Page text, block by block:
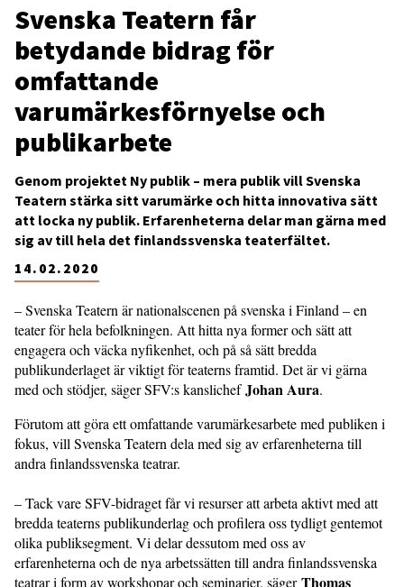
Svenska Teatern får
betydande bidrag för
omfattande
varumärkesförnyelse och
publikarbete
14.02.2020
Genom projektet Ny publik – mera publik vill Svenska
Teatern stärka sitt varumärke och hitta innovativa sätt
att locka ny publik. Erfarenheterna delar man gärna med
sig av till hela det finlandssvenska teaterfältet.
– Svenska Teatern är nationalscenen på svenska i Finland – en
teater för hela befolkningen. Att hitta nya former och sätt att
engagera och väcka nyfikenhet, och på så sätt bredda
publikunderlaget är viktigt för teaterns framtid. Det är vi gärna
med och stödjer, säger SFV:s kanslichefJohan Aura.
Förutom att göra ett omfattande varumärkesarbete med publiken i
fokus, vill Svenska Teatern dela med sig av erfarenheterna till
andra finlandssvenska teatrar.
– Tack vare SFV-bidraget får vi resurser att arbeta aktivt med att
bredda teaterns publikunderlag och profilera oss tydligt gentemot
olika publiksegment. Vi delar dessutom med oss av
erfarenheterna och de nya arbetssätten till andra finlandssvenska
teatrar i form av workshopar och seminarier, sägerThomas